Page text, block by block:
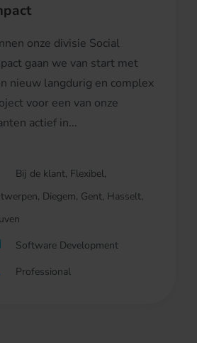
onze divisie Social
gaan we van start met
nieuw langdurig en complex
voor een van onze
actief in...
Bij de klant, Flexibel,
Diegem, Gent, Hasselt,
Software Development
Professional